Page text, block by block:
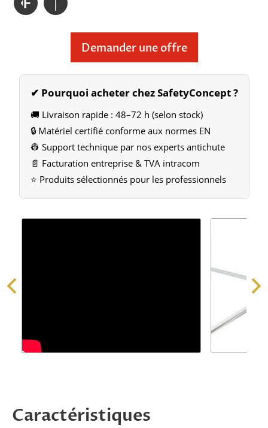
Demander une offre
✔ Pourquoi acheter chez SafetyConcept ?
🚚 Livraison rapide : 48–72 h (selon stock)
🔒 Matériel certifié conforme aux normes EN
👷 Support technique par nos experts antichute
📄 Facturation entreprise & TVA intracom
⭐ Produits sélectionnés pour les professionnels
Caractéristiques